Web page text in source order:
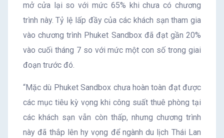
mở cửa lại so với mức 65% khi chưa có chương
trình này. Tỷ lệ lấp đầy của các khách sạn tham gia
vào chương trình Phuket Sandbox đã đạt gần 20%
vào cuối tháng 7 so với mức một con số trong giai
đoạn trước đó.
“Mặc dù Phuket Sandbox chưa hoàn toàn đạt được
các mục tiêu kỳ vọng khi công suất thuê phòng tại
các khách sạn vẫn còn thấp, nhưng chương trình
này đã thắp lên hy vọng để ngành du lịch Thái Lan